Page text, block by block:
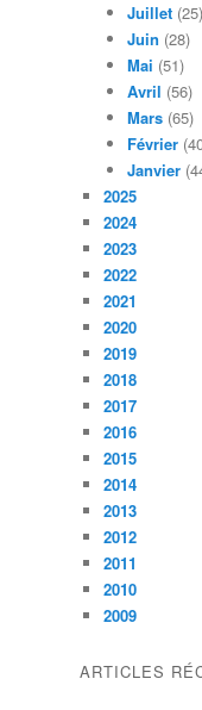
Juillet (25)
Juin (28)
Mai (51)
Avril (56)
Mars (65)
Février
Janvier
2025
2024
2023
2022
2021
2020
2019
2018
2017
2016
2015
2014
2013
2012
2011
2010
2009
ARTICLES